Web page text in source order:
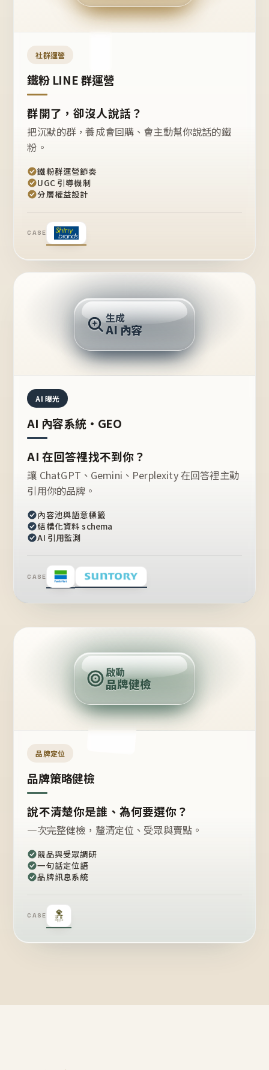
開團
嗎？
社群運營
鐵粉 LINE 群運營
群開了，卻沒人說話？
把沉默的群，養成會回購、會主動幫你說話的鐵
粉。
鐵粉群運營節奏
UGC 引導機制
分層權益設計
CASE
推薦的台灣品牌？
生成
AI 內容
AI 曝光
AI 內容系統・GEO
AI 在回答裡找不到你？
讓 ChatGPT、Gemini、Perplexity 在回答裡主動
引用你的品牌。
內容池與語意標籤
結構化資料 schema
AI 引用監測
CASE
定
位
點
啟動
品牌健檢
品牌定位
品牌策略健檢
說不清楚你是誰、為何要選你？
一次完整健檢，釐清定位、受眾與賣點。
競品與受眾調研
一句話定位語
品牌訊息系統
CASE